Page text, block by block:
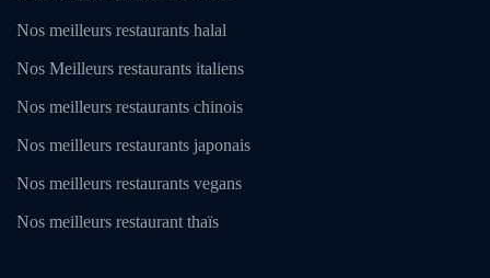
Nos meilleurs restaurants halal
Nos Meilleurs restaurants italiens
Nos meilleurs restaurants chinois
Nos meilleurs restaurants japonais
Nos meilleurs restaurants vegans
Nos meilleurs restaurant thaïs